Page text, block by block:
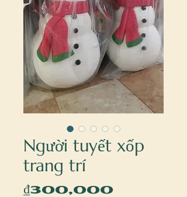
Người tuyết xốp
trang trí
₫300,000Price